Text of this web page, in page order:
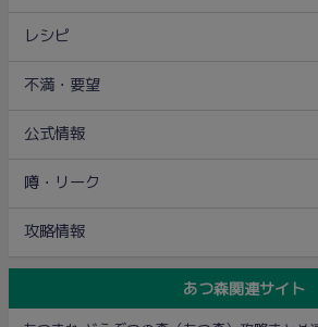
レシピ
不満・要望
公式情報
噂・リーク
攻略情報
あつ森関連サイト